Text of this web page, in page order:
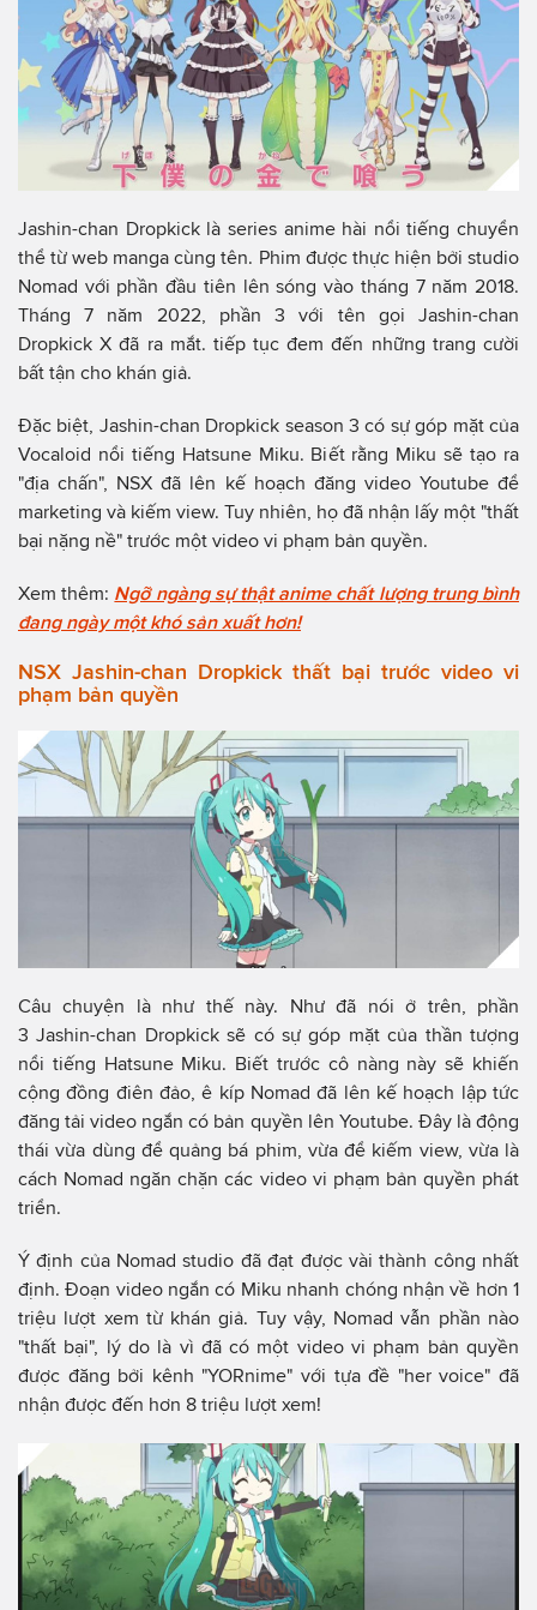
Jashin-chan Dropkick là series anime hài nổi tiếng chuyển
thể từ web manga cùng tên. Phim được thực hiện bởi studio
Nomad với phần đầu tiên lên sóng vào tháng 7 năm 2018.
Tháng 7 năm 2022, phần 3 với tên gọi Jashin-chan
Dropkick X đã ra mắt. tiếp tục đem đến những trang cười
bất tận cho khán giả.
Đặc biệt, Jashin-chan Dropkick season 3 có sự góp mặt của
Vocaloid nổi tiếng Hatsune Miku. Biết rằng Miku sẽ tạo ra
"địa chấn", NSX đã lên kế hoạch đăng video Youtube để
marketing và kiếm view. Tuy nhiên, họ đã nhận lấy một "thất
bại nặng nề" trước một video vi phạm bản quyền.
Xem thêm: Ngỡ ngàng sự thật anime chất lượng trung bình
đang ngày một khó sản xuất hơn!
NSX Jashin-chan Dropkick thất bại trước video vi
phạm bản quyền
Câu chuyện là như thế này. Như đã nói ở trên, phần
3 Jashin-chan Dropkick sẽ có sự góp mặt của thần tượng
nổi tiếng Hatsune Miku. Biết trước cô nàng này sẽ khiến
cộng đồng điên đảo, ê kíp Nomad đã lên kế hoạch lập tức
đăng tải video ngắn có bản quyền lên Youtube. Đây là động
thái vừa dùng để quảng bá phim, vừa để kiếm view, vừa là
cách Nomad ngăn chặn các video vi phạm bản quyền phát
triển.
Ý định của Nomad studio đã đạt được vài thành công nhất
định. Đoạn video ngắn có Miku nhanh chóng nhận về hơn 1
triệu lượt xem từ khán giả. Tuy vậy, Nomad vẫn phần nào
"thất bại", lý do là vì đã có một video vi phạm bản quyền
được đăng bởi kênh "YORnime" với tựa đề "her voice" đã
nhận được đến hơn 8 triệu lượt xem!